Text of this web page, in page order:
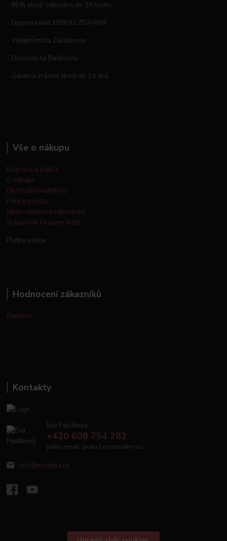
- 95% zboží odesláno do 24 hodin
- Doprava nad 1500 Kč ZDARMA
- Výdejní místa Zásilkovny
- Doručení na Balíkovnu
- Garance vrácení zboží do 14 dnů
Vše o nákupu
Doprava a platba
O nákupu
Obchodní podmínky
Péče o prádlo
Jakou velikost podprsenky
Vrácení ve 14 denní lhůtě
Platby online
Hodnocení zákazníků
Recenze
Kontakty
Eva Paulíková
+420 608 754 282
pište email, pokud nezvedám tel.
info@e-velina.cz